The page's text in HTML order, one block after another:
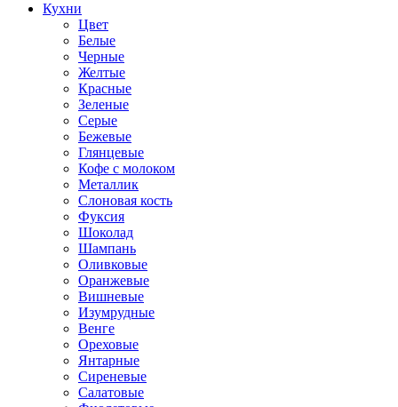
Кухни
Цвет
Белые
Черные
Желтые
Красные
Зеленые
Серые
Бежевые
Глянцевые
Кофе с молоком
Металлик
Слоновая кость
Фуксия
Шоколад
Шампань
Оливковые
Оранжевые
Вишневые
Изумрудные
Венге
Ореховые
Янтарные
Сиреневые
Салатовые